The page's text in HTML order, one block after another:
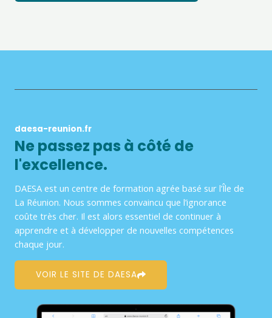
daesa-reunion.fr
Ne passez pas à côté de
l'excellence.
DAESA est un centre de formation agrée basé sur l’Île de
La Réunion. Nous sommes convaincu que l’ignorance
coûte très cher. Il est alors essentiel de continuer à
apprendre et à développer de nouvelles compétences
chaque jour.
VOIR LE SITE DE DAESA